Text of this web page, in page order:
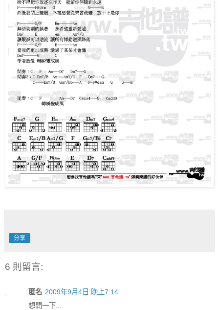
分享
6 則留言:
匿名 2009年9月4日 晚上7:14
想問一下...